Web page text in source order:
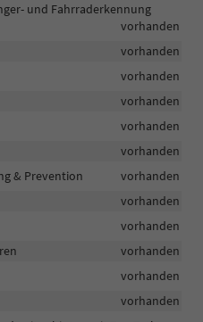
und Fahrraderkennung
vorhanden
vorhanden
vorhanden
vorhanden
vorhanden
vorhanden
& Prevention
vorhanden
vorhanden
vorhanden
vorhanden
vorhanden
vorhanden